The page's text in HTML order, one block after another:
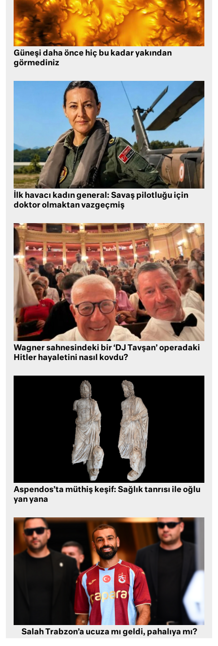
Güneşi daha önce hiç bu kadar yakından
görmediniz
İlk havacı kadın general: Savaş pilotluğu için
doktor olmaktan vazgeçmiş
Wagner sahnesindeki bir ‘DJ Tavşan’ operadaki
Hitler hayaletini nasıl kovdu?
Aspendos’ta müthiş keşif: Sağlık tanrısı ile oğlu
yan yana
Salah Trabzon’a ucuza mı geldi, pahalıya mı?